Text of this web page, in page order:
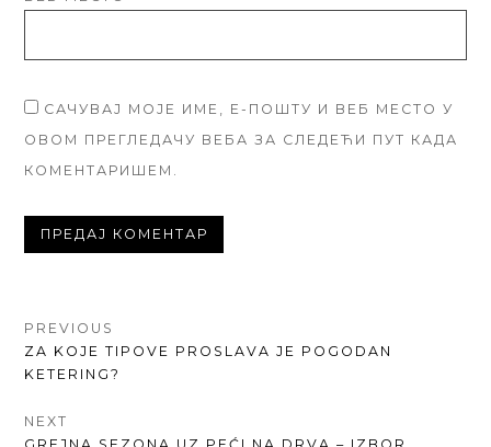
САЧУВАЈ МОЈЕ ИМЕ, Е-ПОШТУ И ВЕБ МЕСТО У
ОВОМ ПРЕГЛЕДАЧУ ВЕБА ЗА СЛЕДЕЋИ ПУТ КАДА
КОМЕНТАРИШЕМ.
КРЕТАЊЕ
ЧЛАНКА
PREVIOUS
PREVIOUS
POST:
ZA KOJE TIPOVE PROSLAVA JE POGODAN
KETERING?
NEXT
NEXT